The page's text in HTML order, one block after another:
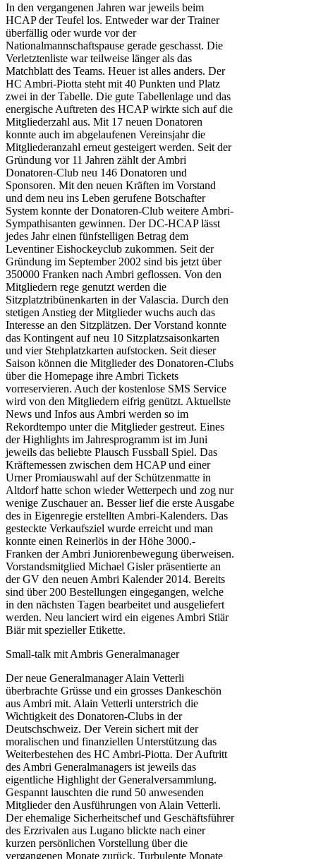
In den vergangenen Jahren war jeweils beim
HCAP der Teufel los. Entweder war der Trainer
überfällig oder wurde vor der
Nationalmannschaftspause gerade geschasst. Die
Verletztenliste war teilweise länger als das
Matchblatt des Teams. Heuer ist alles anders. Der
HC Ambri-Piotta steht mit 40 Punkten und Platz
zwei in der Tabelle. Die gute Tabellenlage und das
energische Auftreten des HCAP wirkte sich auf die
Mitgliederzahl aus. Mit 17 neuen Donatoren
konnte auch im abgelaufenen Vereinsjahr die
Mitgliederanzahl erneut gesteigert werden. Seit der
Gründung vor 11 Jahren zählt der Ambri
Donatoren-Club neu 146 Donatoren und
Sponsoren. Mit den neuen Kräften im Vorstand
und dem neu ins Leben gerufene Botschafter
System konnte der Donatoren-Club weitere Ambri-
Sympathisanten gewinnen. Der DC-HCAP lässt
jedes Jahr einen fünfstelligen Betrag dem
Leventiner Eishockeyclub zukommen. Seit der
Gründung im September 2002 sind bis jetzt über
350000 Franken nach Ambri geflossen. Von den
Mitgliedern rege genutzt werden die
Sitzplatztribünenkarten in der Valascia. Durch den
stetigen Anstieg der Mitglieder wuchs auch das
Interesse an den Sitzplätzen. Der Vorstand konnte
das Kontingent auf neu 10 Sitzplatzsaisonkarten
und vier Stehplatzkarten aufstocken. Seit dieser
Saison können die Mitglieder des Donatoren-Clubs
über die Homepage ihre Ambri Tickets
vorreservieren. Auch der kostenlose SMS Service
wird von den Mitgliedern eifrig genützt. Aktuellste
News und Infos aus Ambri werden so im
Rekordtempo unter die Mitglieder gestreut. Eines
der Highlights im Jahresprogramm ist im Juni
jeweils das beliebte Plausch Fussball Spiel. Das
Kräftemessen zwischen dem HCAP und einer
Urner Promiauswahl auf der Schützenmatte in
Altdorf hatte schon wieder Wetterpech und zog nur
wenige Zuschauer an. Besser lief die erste Ausgabe
des in Eigenregie erstellten Ambri-Kalenders. Das
gesteckte Verkaufsziel wurde erreicht und man
konnte einen Reinerlös in der Höhe 3000.-
Franken der Ambri Juniorenbewegung überweisen.
Vorstandsmitglied Michael Gisler präsentierte an
der GV den neuen Ambri Kalender 2014. Bereits
sind über 200 Bestellungen eingegangen, welche
in den nächsten Tagen bearbeitet und ausgeliefert
werden. Neu lanciert wird ein eigenes Ambri Stiär
Biär mit spezieller Etikette.
Small-talk mit Ambris Generalmanager
Der neue Generalmanager Alain Vetterli
überbrachte Grüsse und ein grosses Dankeschön
aus Ambri mit. Alain Vetterli unterstrich die
Wichtigkeit des Donatoren-Clubs in der
Deutschschweiz. Der Verein sichert mit der
moralischen und finanziellen Unterstützung das
Weiterbestehen des HC Ambri-Piotta. Der Auftritt
des Ambri Generalmanagers ist jeweils das
eigentliche Highlight der Generalversammlung.
Gespannt lauschten die rund 50 anwesenden
Mitglieder den Ausführungen von Alain Vetterli.
Der ehemalige Sicherheitschef und Geschäftsführer
des Erzrivalen aus Lugano blickte nach einer
kurzen persönlichen Vorstellung über die
vergangenen Monate zurück. Turbulente Monate